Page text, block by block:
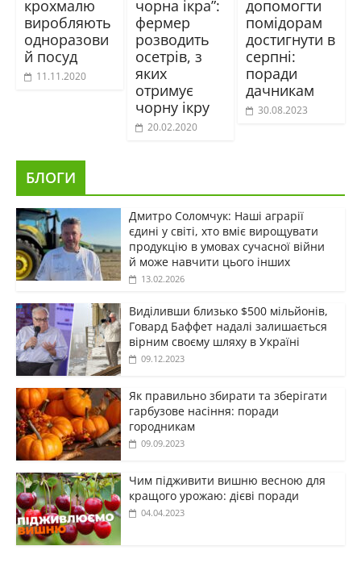
крохмалю
виробляють
одноразови
й посуд
11.11.2020
чорна ікра”:
фермер
розводить
осетрів, з
яких
отримує
чорну ікру
20.02.2020
допомогти
помідорам
достигнути в
серпні:
поради
дачникам
30.08.2023
БЛОГИ
Дмитро Соломчук: Наші аграрії
єдині у світі, хто вміє вирощувати
продукцію в умовах сучасної війни
й може навчити цього інших
13.02.2026
Виділивши близько $500 мільйонів,
Говард Баффет надалі залишається
вірним своєму шляху в Україні
09.12.2023
Як правильно збирати та зберігати
гарбузове насіння: поради
городникам
09.09.2023
Чим підживити вишню весною для
кращого урожаю: дієві поради
04.04.2023